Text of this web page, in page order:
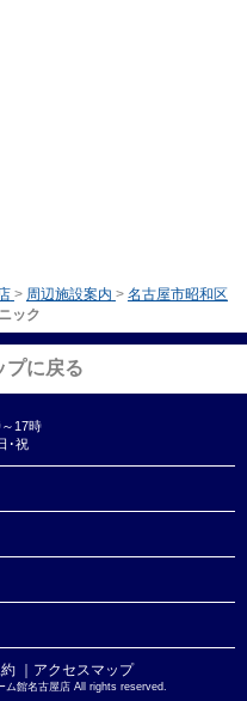
> 周辺施設案内 > 名古屋市昭和区
ック
プに戻る
17時
･祝
｜アクセスマップ
館名古屋店 All rights reserved.